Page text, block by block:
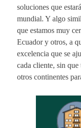
soluciones que
mundial. Y algo
que estamos muy
Ecuador y otros, a
excelencia que se
cada cliente, sin que
otros continentes